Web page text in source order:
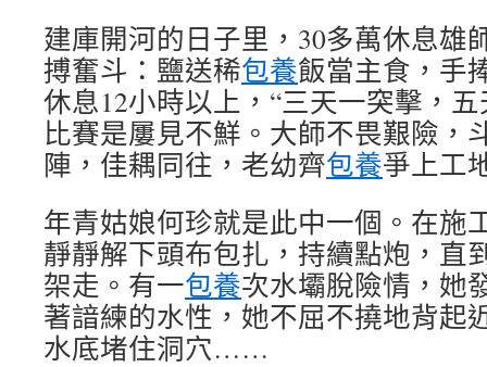
建庫開河的日子里，30多萬休息雄
搏奮斗：鹽送稀包養飯當主食，手
休息12小時以上，“三天一突擊，
比賽是屢見不鮮。大師不畏艱險，
陣，佳耦同往，老幼齊包養爭上工
年青姑娘何珍就是此中一個。在施
靜靜解下頭布包扎，持續點炮，直
架走。有一包養次水壩脫險情，她
著諳練的水性，她不屈不撓地背起
水底堵住洞穴……